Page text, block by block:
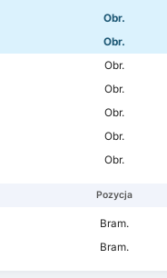
Obr.
Obr.
Obr.
Obr.
Obr.
Obr.
Obr.
Pozycja
Bram.
Bram.